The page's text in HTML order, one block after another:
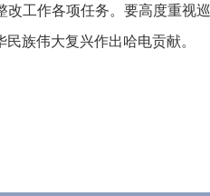
改工作各项任务。要高度重视
族伟大复兴作出哈电贡献。